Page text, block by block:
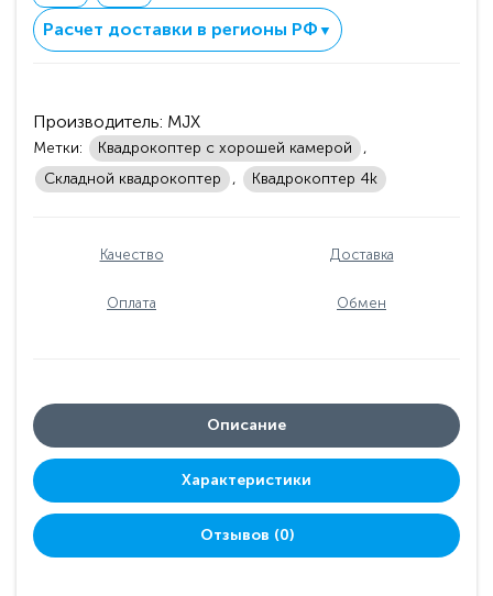
Расчет доставки в регионы РФ ▼
Производитель: MJX
Метки: Квадрокоптер с хорошей камерой
,
Складной квадрокоптер
, Квадрокоптер 4k
Качество Доставка
Оплата Обмен
Описание
Характеристики
Отзывов (0)